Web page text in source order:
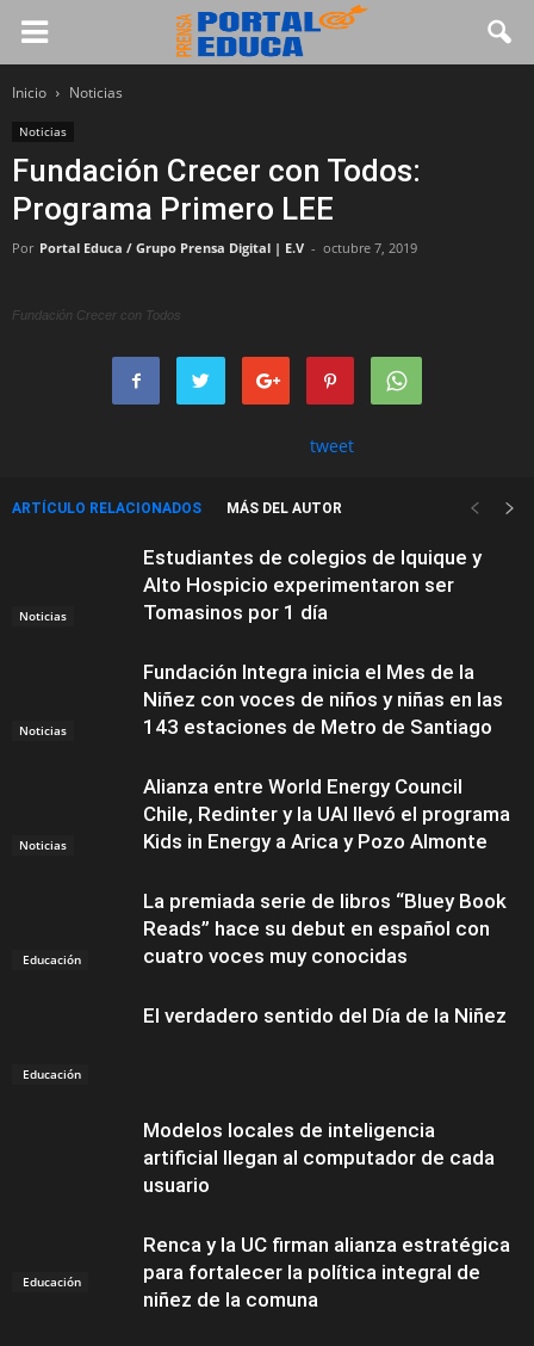
Inicio Noticias
Noticias
Fundación Crecer con Todos:
Programa Primero LEE
Por Portal Educa / Grupo Prensa Digital | E.V - octubre 7, 2019
Fundación Crecer con Todos
tweet
ARTÍCULO RELACIONADOS MÁS DEL AUTOR
Noticias
Estudiantes de colegios de Iquique y
Alto Hospicio experimentaron ser
Tomasinos por 1 día
Noticias
Fundación Integra inicia el Mes de la
Niñez con voces de niños y niñas en las
143 estaciones de Metro de Santiago
Noticias
Alianza entre World Energy Council
Chile, Redinter y la UAI llevó el programa
Kids in Energy a Arica y Pozo Almonte
Educación
La premiada serie de libros “Bluey Book
Reads” hace su debut en español con
cuatro voces muy conocidas
Educación
El verdadero sentido del Día de la Niñez
Educación
Modelos locales de inteligencia
artificial llegan al computador de cada
usuario
Renca y la UC firman alianza estratégica
para fortalecer la política integral de
niñez de la comuna